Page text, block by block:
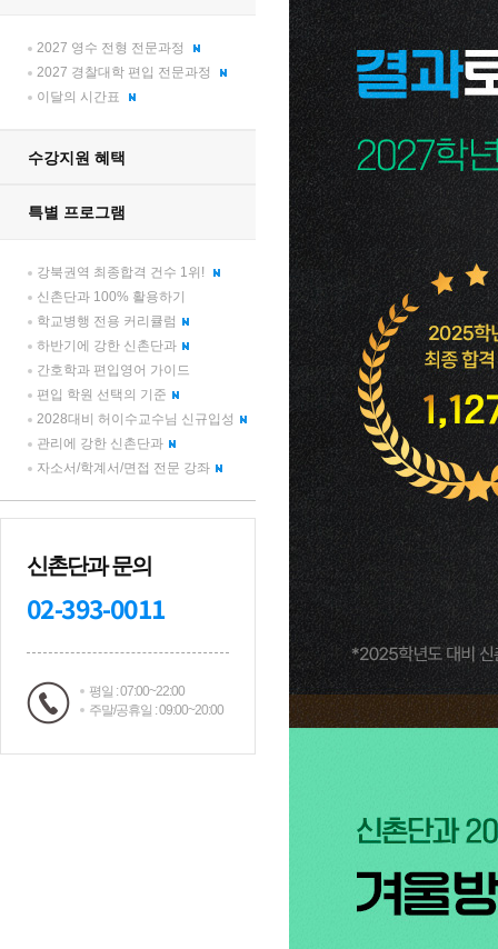
2027 영수 전형 전문과정
2027 경찰대학 편입 전문과정
이달의 시간표
수강지원 혜택
특별 프로그램
강북권역 최종합격 건수 1위!
신촌단과 100% 활용하기
학교병행 전용 커리큘럼
하반기에 강한 신촌단과
간호학과 편입영어 가이드
편입 학원 선택의 기준
2028대비 허이수교수님 신규입성
관리에 강한 신촌단과
자소서/학계서/면접 전문 강좌
신촌단과 문의
02-393-0011
평일 : 07:00~22:00
주말/공휴일 : 09:00~20:00